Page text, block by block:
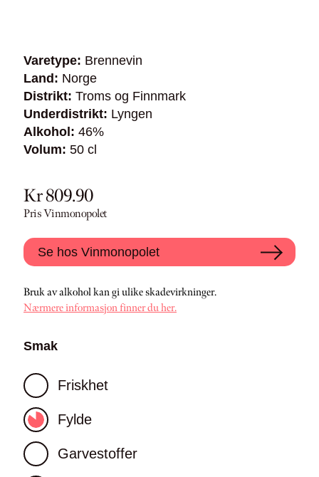
Varetype: Brennevin
Land: Norge
Distrikt: Troms og Finnmark
Underdistrikt: Lyngen
Alkohol: 46%
Volum: 50 cl
Kr 809.90
Pris Vinmonopolet
Se hos Vinmonopolet
Bruk av alkohol kan gi ulike skadevirkninger.
Nærmere informasjon finner du her.
Smak
Friskhet
Fylde
Garvestoffer